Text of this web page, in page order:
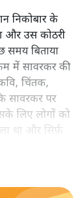
निकोबार के
और उस कोठरी
समय बिताया
में सावरकर की
चिंतक,
सावरकर पर
लिए लोगों को
था और सिर्फ़